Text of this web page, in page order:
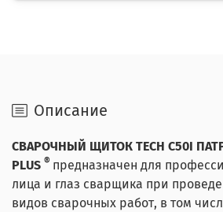
Описание
СВАРОЧНЫЙ ЩИТОК TECH C50I
PLUS ® предназначен для
лица и глаз сварщика при
видов сварочных работ, в том